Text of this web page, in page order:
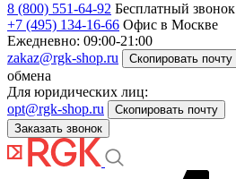
8 (800) 551-64-92 Бесплатный звонок
+7 (495) 134-16-66 Офис в Москве
Ежедневно: 09:00-21:00
zakaz@rgk-shop.ru
Скопировать почту
обмена
Для юридических лиц:
opt@rgk-shop.ru
Скопировать почту
Заказать звонок